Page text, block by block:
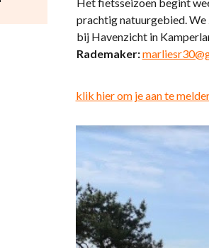
prachtig natuurgebied. We
bij Havenzicht in
Rademaker:
klik hier om je aan te